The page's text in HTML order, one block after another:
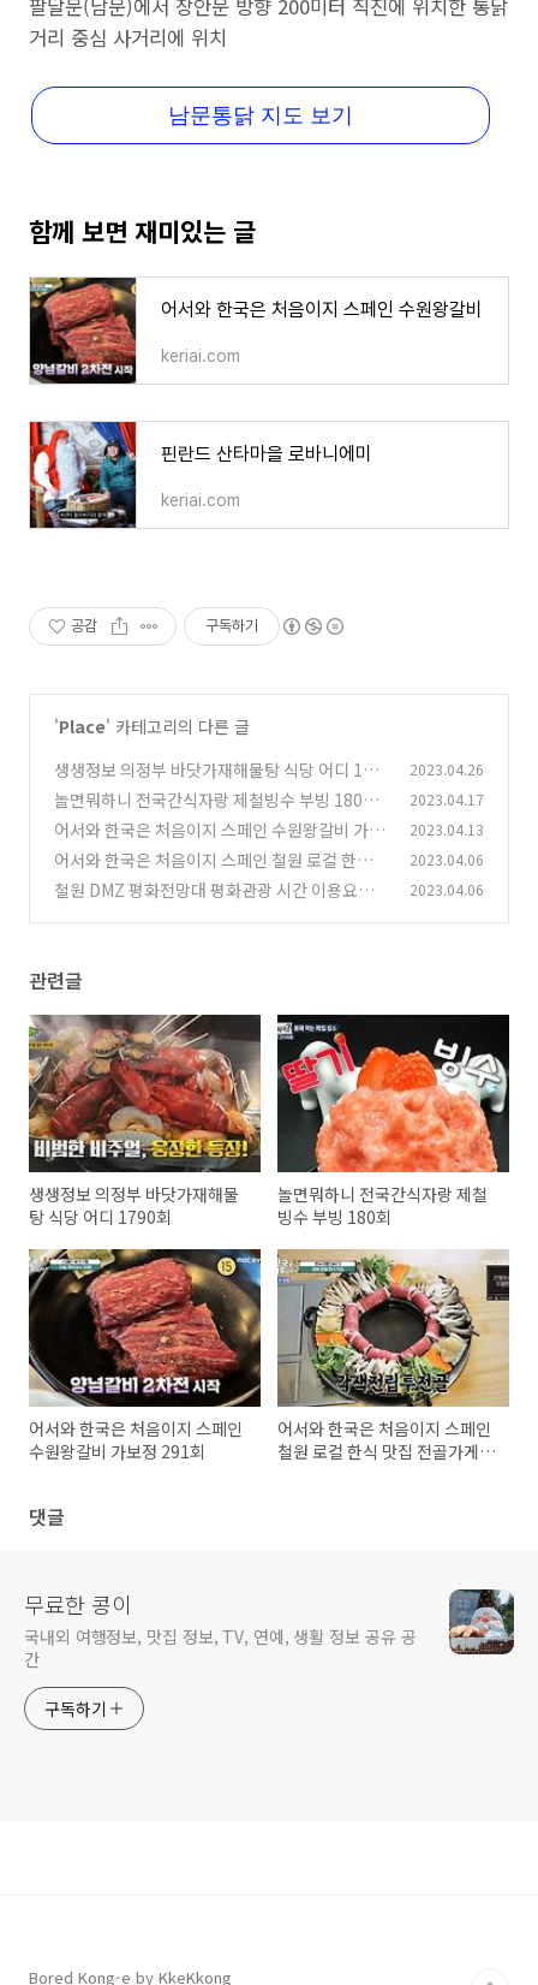
팔달문(남문)에서 장안문 방향 200미터 직진에 위치한 통닭
거리 중심 사거리에 위치
남문통닭 지도 보기
함께 보면 재미있는 글
어서와 한국은 처음이지 스페인 수원왕갈비
keriai.com
핀란드 산타마을 로바니에미
keriai.com
공감 구독하기
'Place' 카테고리의 다른 글
생생정보 의정부 바닷가재해물탕 식당 어디 179
0회
(0)
2023.04.26
놀면뭐하니 전국간식자랑 제철빙수 부빙 180회
(0)
2023.04.17
어서와 한국은 처음이지 스페인 수원왕갈비 가보
정 291회 (0)
2023.04.13
어서와 한국은 처음이지 스페인 철원 로컬 한식
맛집 전골가게 290회
(0)
2023.04.06
철원 DMZ 평화전망대 평화관광 시간 이용요금
2023.04.06
관련글
생생정보 의정부 바닷가재해물
탕 식당 어디 1790회
놀면뭐하니 전국간식자랑 제철
빙수 부빙 180회
어서와 한국은 처음이지 스페인
수원왕갈비 가보정 291회
어서와 한국은 처음이지 스페인
철원 로컬 한식 맛집 전골가게
댓글
무료한 콩이
국내외 여행정보, 맛집 정보, TV, 연예, 생활 정보 공유 공
간
구독하기
Bored Kong-e by KkeKkong